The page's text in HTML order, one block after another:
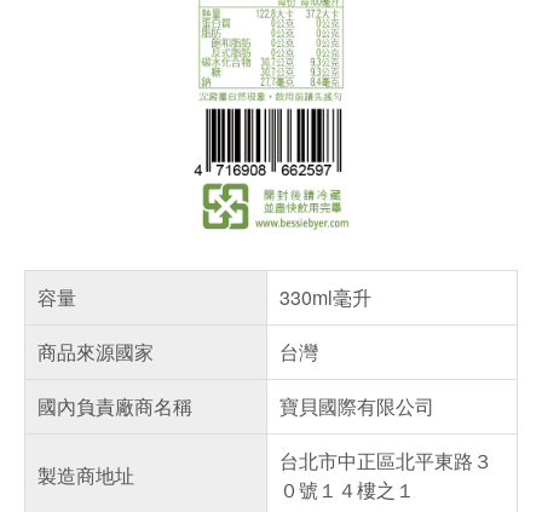
容量
330ml毫升
商品來源國家
台灣
國內負責廠商名稱
寶貝國際有限公司
製造商地址
台北市中正區北平東路３
０號１４樓之１